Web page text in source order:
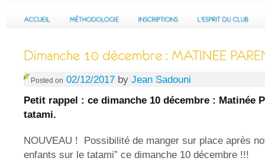
Posted on 02/12/2017 by Jean Sadouni
Petit rappel : ce dimanche 10 décembre : Matinée
tatami.
NOUVEAU ! Possibilité de manger sur place après
enfants sur le tatami” ce dimanche 10 décembre !!!